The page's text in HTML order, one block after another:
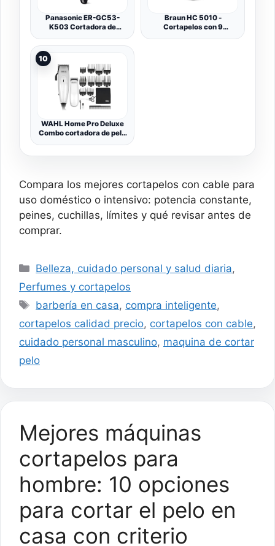
Panasonic ER-GC53-
K503 Cortadora de
Trimmer Portátil
Inalámbrica a Prueba De
Agua, 19 Configuraciones
de Longitud, 1 Accesorio,
Operación Inalámbrica y
con Cable, Negro
Braun HC 5010 -
Cortapelos con 9
10
WAHL Home Pro Deluxe
Combo cortadora de pelo
tijeras y peine
Compara los mejores cortapelos con cable para
uso doméstico o intensivo: potencia constante,
peines, cuchillas, límites y qué revisar antes de
comprar.
Categorías
Belleza, cuidado personal y salud diaria,
Perfumes y cortapelos
Etiquetas
barbería en casa, compra inteligente,
cortapelos calidad precio, cortapelos con cable,
cuidado personal masculino, maquina de cortar
pelo
Mejores máquinas
cortapelos para
hombre: 10 opciones
para cortar el pelo en
casa con criterio